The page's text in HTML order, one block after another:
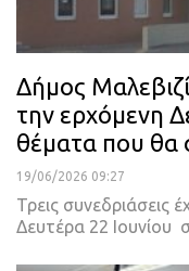
Δήμος
την ερχόμενη
θέματα που θα
19/06/2026 09:27
Τρεις συνεδριάσεις
Δευτέρα 22 Ιουνίου